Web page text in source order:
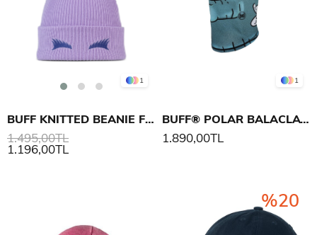
1
BUFF KNITTED BEANIE FUN UNICORN BERE
1.196,00TL
1.495,00TL
1
BUFF® POLAR BALACLAVA FARCY MASKE
1.890,00TL
%20